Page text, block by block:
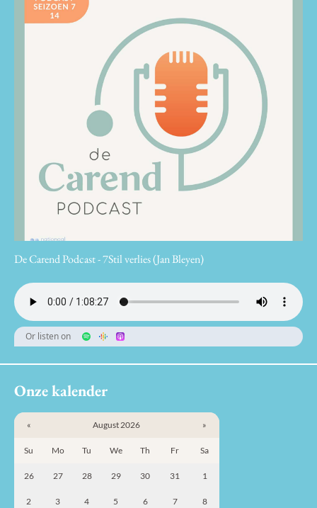
De Carend Podcast - 7Stil verlies (Jan Bleyen)
Or listen on
Onze kalender
« August 2026 »
Su Mo Tu We Th Fr Sa
26 27 28 29 30 31 1
2 3 4 5 6 7 8